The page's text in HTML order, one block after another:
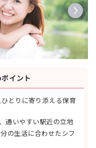
イント
とりに寄り添える保育
通いやすい駅近の立地
の生活に合わせたシフ